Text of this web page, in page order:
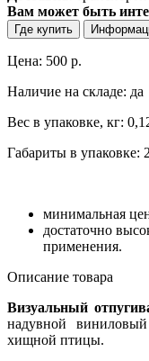
Вам может быть
Где купить
Цена: 500 р.
Наличие на складе: да
Вес в упаковке, кг:
Габариты в упаковке:
минимальная
достаточно
применения.
Описание товара
Визуальный
надувной
хищной птицы.